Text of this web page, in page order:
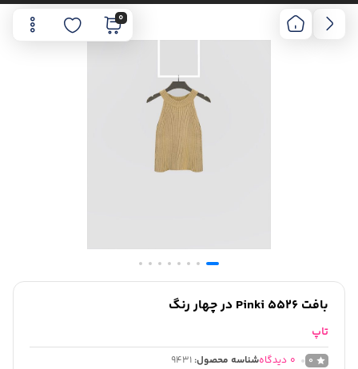
0
بافت Pinki 5526 در چهار رنگ
تاپ
0
0 دیدگاهشناسه محصول: 9431